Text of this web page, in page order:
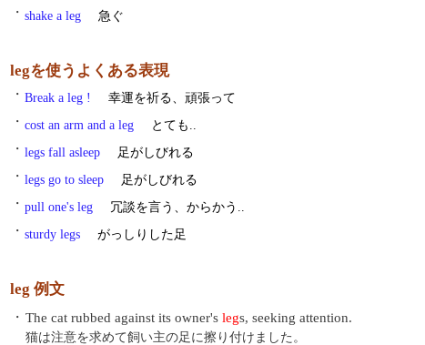
・ shake a leg 急ぐ
legを使うよくある表現
・ Break a leg !
幸運を祈る、頑張って
・ cost an arm and a leg
とても..
・ legs fall asleep
足がしびれる
・ legs go to sleep
足がしびれる
・ pull one's leg
冗談を言う、からかう..
・ sturdy legs がっしりした足
leg 例文
・ The cat rubbed against its owner's legs, seeking attention.
猫は注意を求めて飼い主の足に擦り付けました。